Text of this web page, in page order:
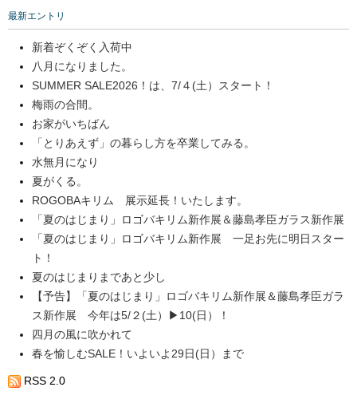
最新エントリ
新着ぞくぞく入荷中
八月になりました。
SUMMER SALE2026！は、7/４(土）スタート！
梅雨の合間。
お家がいちばん
「とりあえず」の暮らし方を卒業してみる。
水無月になり
夏がくる。
ROGOBAキリム 展示延長！いたします。
「夏のはじまり」ロゴバキリム新作展＆藤島孝臣ガラス新作展
「夏のはじまり」ロゴバキリム新作展 一足お先に明日スター
ト！
夏のはじまりまであと少し
【予告】「夏のはじまり」ロゴバキリム新作展＆藤島孝臣ガラ
ス新作展 今年は5/２(土）▶10(日）！
四月の風に吹かれて
春を愉しむSALE！いよいよ29日(日）まで
RSS 2.0